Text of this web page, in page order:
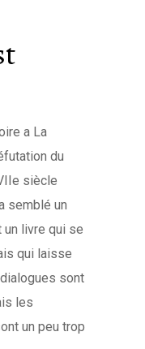
a La
du
siècle
semblé un
un livre qui se
qui laisse
sont
les
un peu trop